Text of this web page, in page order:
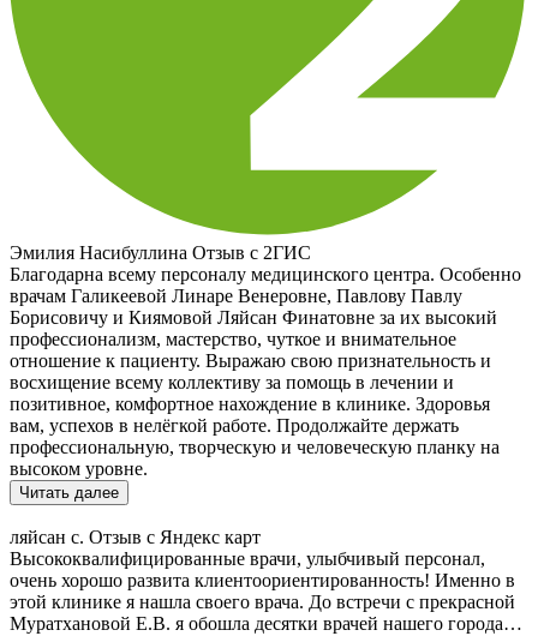
Эмилия Насибуллина Отзыв с 2ГИС
Благодарна всему персоналу медицинского центра. Особенно
врачам Галикеевой Линаре Венеровне, Павлову Павлу
Борисовичу и Киямовой Ляйсан Финатовне за их высокий
профессионализм, мастерство, чуткое и внимательное
отношение к пациенту. Выражаю свою признательность и
восхищение всему коллективу за помощь в лечении и
позитивное, комфортное нахождение в клинике. Здоровья
вам, успехов в нелёгкой работе. Продолжайте держать
профессиональную, творческую и человеческую планку на
высоком уровне.
Читать далее
ляйсан с. Отзыв с Яндекс карт
Высококвалифицированные врачи, улыбчивый персонал,
очень хорошо развита клиентоориентированность! Именно в
этой клинике я нашла своего врача. До встречи с прекрасной
Муратхановой Е.В. я обошла десятки врачей нашего города…